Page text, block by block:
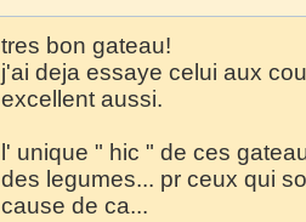
tres bon gateau!
j'ai deja essaye celui aux
excellent aussi.
l' unique " hic " de ces
des legumes... pr ceux qui
cause de ca...